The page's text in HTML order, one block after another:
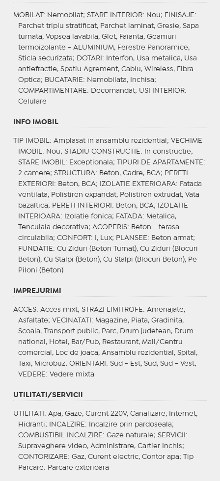
MOBILAT : Nemobilat; STARE INTERIOR: Nou; FINISAJE :
Parchet triplu stratificat, Parchet laminat, Gresie, Sapa
turnata, Vopsea lavabila, Glet, Faianta, Geamuri
termoizolante - ALUMINIUM, Ferestre Panoramice,
Sticla securizata;
DOTARI : Interfon, Usa metalica, Usa
antiefractie, Spatiu Agrement, Cablu, Wireless, Fibra
Optica; BUCATARIE : Nemobilata, Inchisa;
COMPARTIMENTARE : Decomandat; USI INTERIOR:
Celulare
INFO IMOBIL
TIP IMOBIL : Amplasat in ansamblu rezidential; VECHIME
IMOBIL : Nou; STADIU CONSTRUCTIE : In constructie;
STARE IMOBIL : Exceptionala; TIPURI DE APARTAMENTE :
2 camere; STRUCTURA: Beton, Cadre, BCA; PERETI
EXTERIORI : Beton, BCA; IZOLATIE EXTERIOARA: Fatada
ventilata, Polistiren expandat, Polistiren extrudat, Vata
bazaltica; PERETI INTERIORI : Beton, BCA;
IZOLATIE
INTERIOARA: Izolatie fonica; FATADA: Metalica,
Tencuiala decorativa; ACOPERIS: Beton - terasa
circulabila; CONFORT : I, Lux; PLANSEE : Beton armat;
FUNDATIE : Cu Ziduri (Beton Turnat), Cu Ziduri (Blocuri
Beton), Cu Stalpi (Beton), Cu Stalpi (Blocuri Beton), Pe
Piloni (Beton)
IMPREJURIMI
ACCES: Acces mixt; STRAZI LIMITROFE : Amenajate,
Asfaltate; VECINATATI : Magazine, Piata, Gradinita,
Scoala, Transport public, Parc, Drum judetean, Drum
national, Hotel, Bar/Pub, Restaurant, Mall/Centru
comercial, Loc de joaca, Ansamblu rezidential, Spital,
Taxi, Microbuz; ORIENTARI : Sud - Est, Sud, Sud - Vest;
VEDERE : Vedere mixta
UTILITATI/SERVICII
UTILITATI : Apa, Gaze, Curent 220V, Canalizare, Internet,
Hidranti;
INCALZIRE : Incalzire prin pardoseala;
COMBUSTIBIL INCALZIRE : Gaze naturale; SERVICII :
Supraveghere video, Administrare, Cartier Inchis;
CONTORIZARE : Gaz, Curent electric, Contor apa;
Tip
Parcare: Parcare exterioara